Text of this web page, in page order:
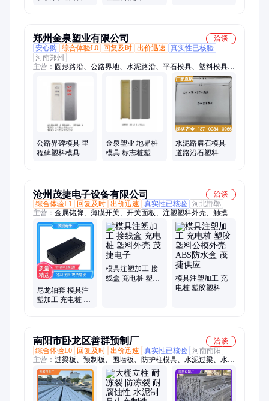
郑州金泉塑业有限公司
洽谈
安心购
综合体验L0 回复及时 出价迅速
真实性已核验
河南郑州
主营： 圆形路沿、公路界地、水泥路沿、平石模具、塑料模具、
弯头模具、盖板模具、护坡模具、模具定制、地桩模具、路沿石
模具、路肩石模具、防护栏模具、隔热板模具、路肩板模具、花
池围树模具、井圈井盖模具、水泥围树模具、公路路平、圆弧路
公路界碑模具 里
程碑塑料模具 印
金泉塑业 地界桩
模具 标志桩塑料
水泥路肩石模具
道路沿石塑料模
沧州茂捷电子设备有限公司
洽谈
综合体验L1
回复及时 出价迅速 真实性已核验 河北邯郸
主营： 金属铭牌、薄膜开关、开关面板、注塑塑料外壳、触摸按
键面贴、按键控制面贴、电子机箱外壳、开模电子仪表、电饭煲
控制面板、不干胶面贴开关、仪器外壳、亚克力定制面贴、电镀
膜工艺、金属铭牌定制、pc触摸按键贴膜、pc面贴薄膜按键面
板、pc夜光面贴定制、不干胶面贴定制、pc薄膜面贴、pc银浆控
制面板
尼龙轴套 模具注
塑加工 充电桩 塑
模具注塑加工 接
线盒 充电桩 塑料
模具注塑加工 充
电桩 塑胶塑料公
南阳市卧龙区善群预制厂
洽谈
综合体验L0
回复及时 出价迅速 真实性已核验 河南南阳
主营： 过梁板、预制板、围墙板、防护柱模具、水泥过梁、水泥
立柱、道口立柱、水泥柱子、加厚过板、轻质墙体板、葡萄架立
柱、家庭院子围墙、隔音轻质隔墙板